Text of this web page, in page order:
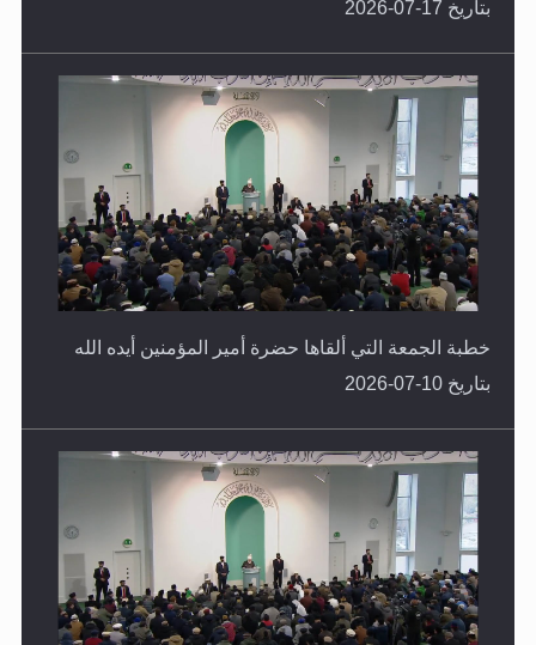
خطبة الجمعة التي ألقاها حضرة أمير المؤمنين أيده الله